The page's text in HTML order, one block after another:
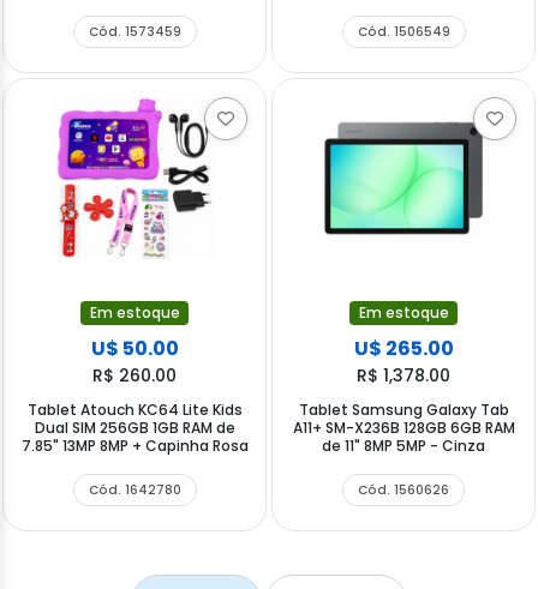
Cód. 1573459 Cód. 1506549
Em estoque
U$ 50.00
R$ 260.00
Tablet Atouch KC64 Lite Kids
Dual SIM 256GB 1GB RAM de
7.85" 13MP 8MP + Capinha Rosa
Cód. 1642780
Em estoque
U$ 265.00
R$ 1,378.00
Tablet Samsung Galaxy Tab
A11+ SM-X236B 128GB 6GB RAM
de 11" 8MP 5MP - Cinza
Cód. 1560626